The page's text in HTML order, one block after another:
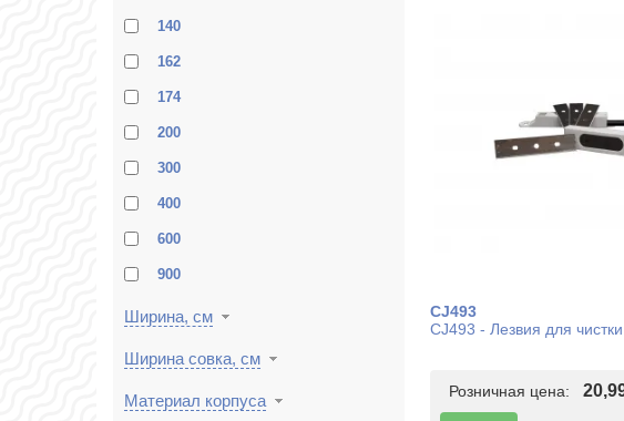
140
162
174
200
300
400
600
900
Ширина, см
Ширина совка, см
Материал корпуса
CJ493
CJ493 - Лезвия для
Розничная цена: